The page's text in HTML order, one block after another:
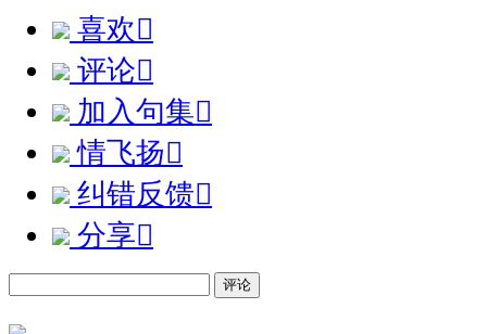
喜欢
评论
加入句集
情飞扬
纠错反馈
分享
评论